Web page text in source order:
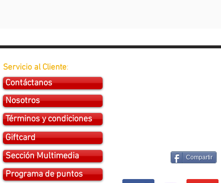
Servicio al Cliente:
Contáctanos
Nosotros
Términos y condiciones
Giftcard
Sección Multimedia
Programa de puntos
Compartir